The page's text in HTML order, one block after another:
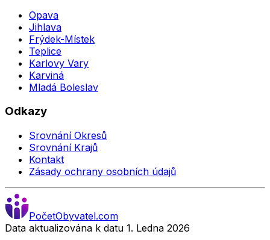
Opava
Jihlava
Frýdek-Místek
Teplice
Karlovy Vary
Karviná
Mladá Boleslav
Odkazy
Srovnání Okresů
Srovnání Krajů
Kontakt
Zásady ochrany osobních údajů
PočetObyvatel.com
Data aktualizována k datu 1. Ledna 2026